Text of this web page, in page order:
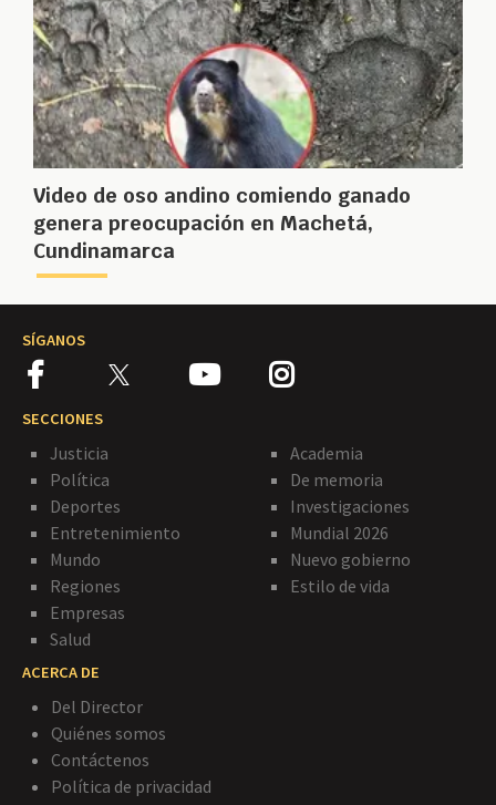
Video de oso andino comiendo ganado
genera preocupación en Machetá,
Cundinamarca
SÍGANOS
SECCIONES
Justicia
Política
Deportes
Entretenimiento
Mundo
Regiones
Empresas
Salud
Academia
De memoria
Investigaciones
Mundial 2026
Nuevo gobierno
Estilo de vida
ACERCA DE
Del Director
Quiénes somos
Contáctenos
Política de privacidad